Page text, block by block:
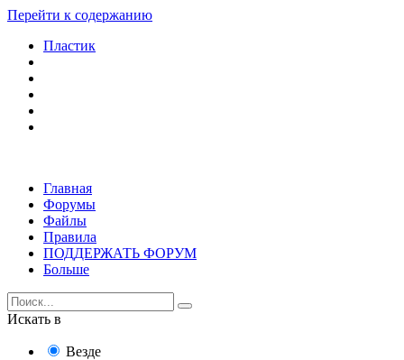
Перейти к содержанию
Пластик
Главная
Форумы
Файлы
Правила
ПОДДЕРЖАТЬ ФОРУМ
Больше
Искать в
Везде